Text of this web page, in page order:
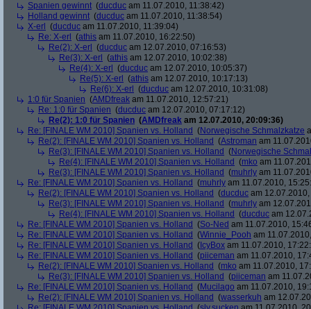
Spanien gewinnt (ducduc am 11.07.2010, 11:38:42)
Holland gewinnt (ducduc am 11.07.2010, 11:38:54)
X-erl
(ducduc am 11.07.2010, 11:39:04)
Re: X-erl
(athis am 11.07.2010, 16:22:50)
Re(2): X-erl
(ducduc am 12.07.2010, 07:16:53)
Re(3): X-erl
(athis am 12.07.2010, 10:02:38)
Re(4): X-erl
(ducduc am 12.07.2010, 10:05:37)
Re(5): X-erl
(athis am 12.07.2010, 10:17:13)
Re(6): X-erl
(ducduc am 12.07.2010, 10:31:08)
1:0 für Spanien (AMDfreak am 11.07.2010, 12:57:21)
Re: 1:0 für Spanien (ducduc am 12.07.2010, 07:17:12)
Re(2): 1:0 für Spanien (AMDfreak am 12.07.2010, 20:09:36)
Re: [FINALE WM 2010] Spanien vs. Holland (Norwegische Schmalzkatze
Re(2): [FINALE WM 2010] Spanien vs. Holland (Astroman am
Re(3): [FINALE WM 2010] Spanien vs. Holland (Norwegische
Re(4): [FINALE WM 2010] Spanien vs. Holland (mko am
Re(3): [FINALE WM 2010] Spanien vs. Holland (muhrly am
Re: [FINALE WM 2010] Spanien vs. Holland (muhrly am 11.07.2010,
Re(2): [FINALE WM 2010] Spanien vs. Holland (ducduc am
Re(3): [FINALE WM 2010] Spanien vs. Holland (muhrly am
Re(4): [FINALE WM 2010] Spanien vs. Holland (ducduc am
Re: [FINALE WM 2010] Spanien vs. Holland (So-Ned am 11.07.2010,
Re: [FINALE WM 2010] Spanien vs. Holland (Winnie_Pooh am
Re: [FINALE WM 2010] Spanien vs. Holland ( IcyBox am 11.07.2010,
Re: [FINALE WM 2010] Spanien vs. Holland (piiceman am 11.07.2010,
Re(2): [FINALE WM 2010] Spanien vs. Holland (mko am 11.07.2010,
Re(3): [FINALE WM 2010] Spanien vs. Holland (piiceman am
Re: [FINALE WM 2010] Spanien vs. Holland (Mucilago am 11.07.2010,
Re(2): [FINALE WM 2010] Spanien vs. Holland (wasserkuh am